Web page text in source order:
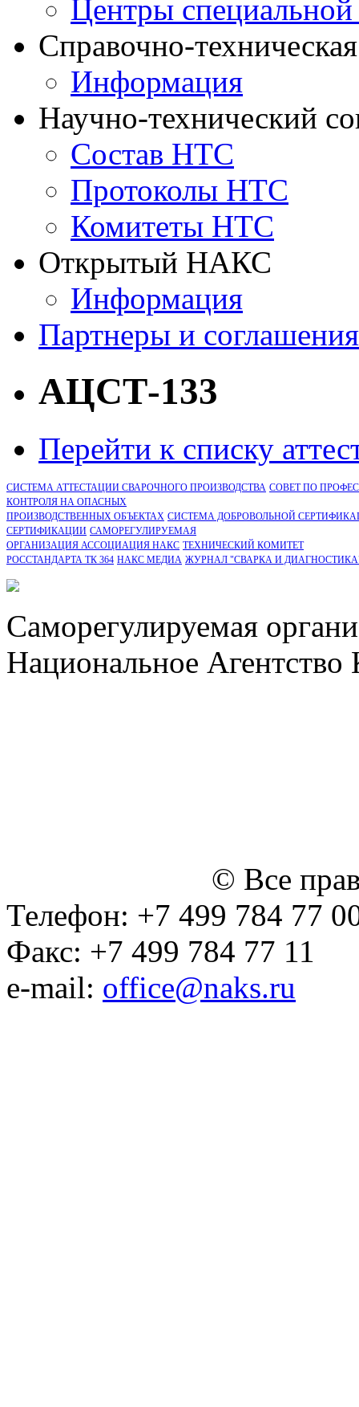
Центры
Справочно-
Информация
Научно-технический
Состав НТС
Протоколы НТС
Комитеты НТС
Открытый НАКС
Информация
Партнеры и соглашения
АЦСТ-133
Перейти к списку
СИСТЕМА АТТЕСТАЦИИ СВАРОЧНОГО ПРОИЗВОДСТВА СОВЕТ ПО
КОНТРОЛЯ НА ОПАСНЫХ
ПРОИЗВОДСТВЕННЫХ ОБЪЕКТАХ СИСТЕМА ДОБРОВОЛЬНОЙ
CЕРТИФИКАЦИИ САМОРЕГУЛИРУЕМАЯ
ОРГАНИЗАЦИЯ АССОЦИАЦИЯ НАКС ТЕХНИЧЕСКИЙ КОМИТЕТ
РОССТАНДАРТА ТК 364 НАКС МЕДИА ЖУРНАЛ "СВАРКА И
Саморегулируемая
Национальное Агентство
© Все
Телефон: +7 499 784 77
Факс: +7 499 784 77 11
e-mail: office@naks.ru